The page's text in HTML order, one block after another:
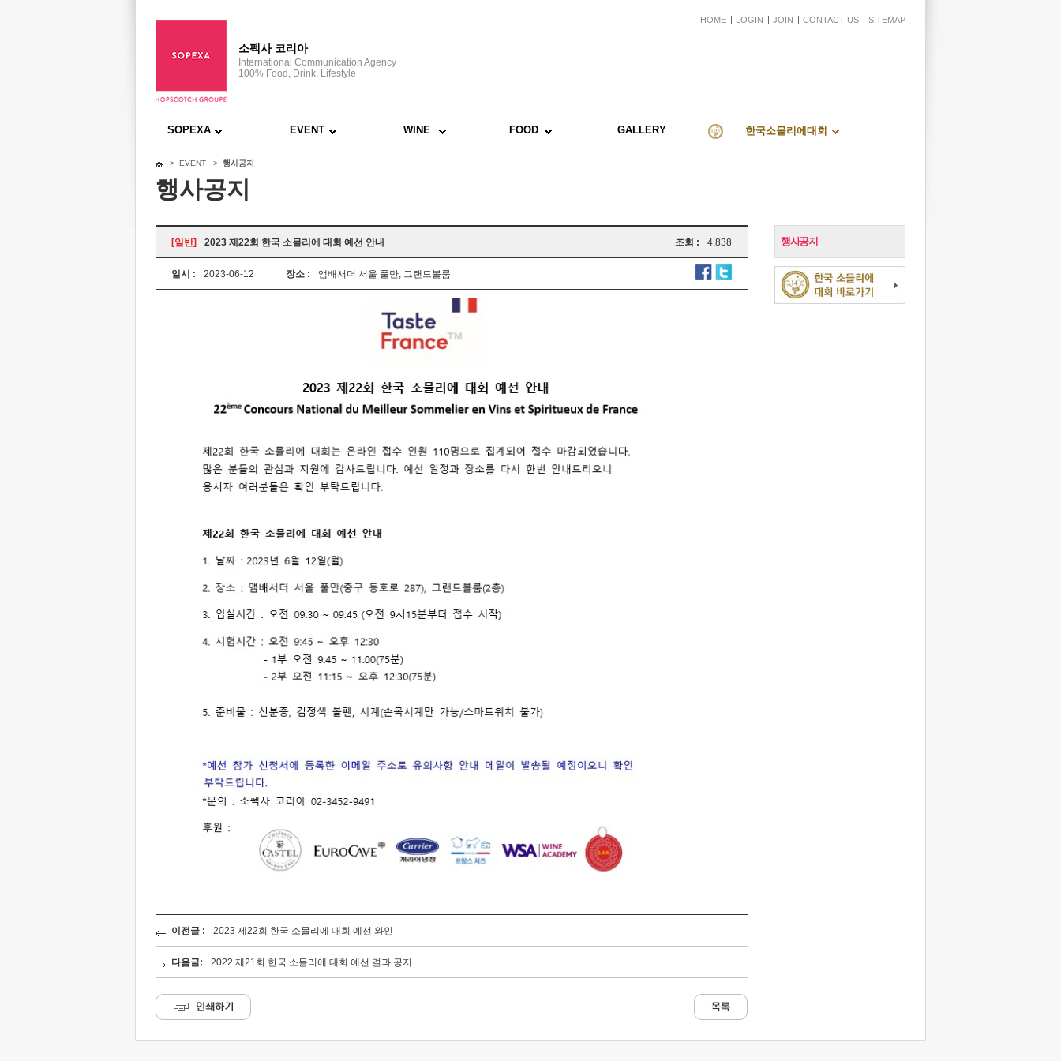
소펙사 코리아
International Communication Agency
100% Food, Drink, Lifestyle
HOME LOGIN JOIN CONTACT US SITEMAP
SOPEXA EVENT WINE FOOD GALLERY 한국소믈리에대회
> EVENT > 행사공지
행사공지
[일반] 2023 제22회 한국 소믈리에 대회 예선 안내 조회 : 4,838
일시 : 2023-06-12 장소 : 앰배서더 서울 풀만, 그랜드볼룸
이전글 : 2023 제22회 한국 소믈리에 대회 예선 와인
다음글: 2022 제21회 한국 소믈리에 대회 예선 결과 공지
행사공지